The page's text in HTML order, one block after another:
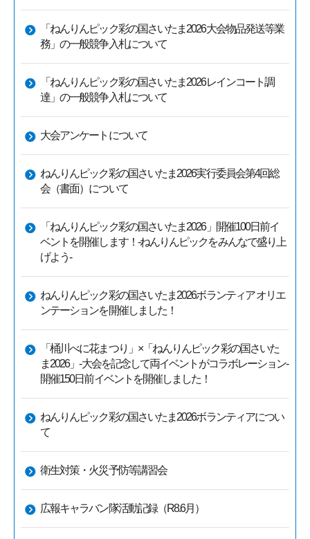
「ねんりんピック彩の国さいたま2026大会物品発送等業
務」の一般競争入札について
「ねんりんピック彩の国さいたま2026レインコート調
達」の一般競争入札について
大会アンケートについて
ねんりんピック彩の国さいたま2026実行委員会第4回総
会（書面）について
「ねんりんピック彩の国さいたま2026」開催100日前イ
ベントを開催します！-ねんりんピックをみんなで盛り上
げよう-
ねんりんピック彩の国さいたま2026ボランティア オリエ
ンテーションを開催しました！
「桶川べに花まつり」×「ねんりんピック彩の国さいた
ま2026」-大会を記念して両イベントがコラボレーション-
開催150日前イベントを開催しました！
ねんりんピック彩の国さいたま2026ボランティアについ
て
衛生対策・火災予防等講習会
広報キャラバン隊活動記録（R8.6月）